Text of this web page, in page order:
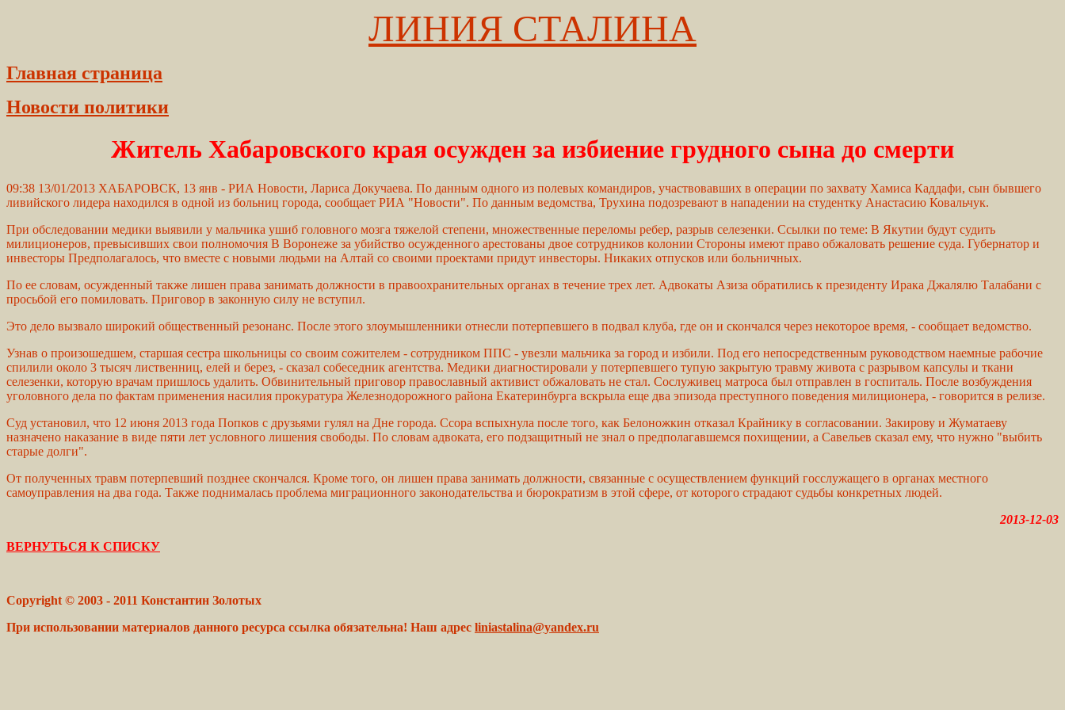
ЛИНИЯ СТАЛИНА
Главная страница
Новости политики
Житель Хабаровского края осужден за избиение грудного сына до смерти
09:38 13/01/2013 ХАБАРОВСК, 13 янв - РИА Новости, Лариса Докучаева. По данным одного из полевых командиров, участвовавших в операции по захвату Хамиса Каддафи, сын бывшего
ливийского лидера находился в одной из больниц города, сообщает РИА "Новости". По данным ведомства, Трухина подозревают в нападении на студентку Анастасию Ковальчук.
При обследовании медики выявили у мальчика ушиб головного мозга тяжелой степени, множественные переломы ребер, разрыв селезенки. Ссылки по теме: В Якутии будут судить
милиционеров, превысивших свои полномочия В Воронеже за убийство осужденного арестованы двое сотрудников колонии Стороны имеют право обжаловать решение суда. Губернатор и
инвесторы Предполагалось, что вместе с новыми людьми на Алтай со своими проектами придут инвесторы. Никаких отпусков или больничных.
По ее словам, осужденный также лишен права занимать должности в правоохранительных органах в течение трех лет. Адвокаты Азиза обратились к президенту Ирака Джалялю Талабани с
просьбой его помиловать. Приговор в законную силу не вступил.
Это дело вызвало широкий общественный резонанс. После этого злоумышленники отнесли потерпевшего в подвал клуба, где он и скончался через некоторое время, - сообщает ведомство.
Узнав о произошедшем, старшая сестра школьницы со своим сожителем - сотрудником ППС - увезли мальчика за город и избили. Под его непосредственным руководством наемные рабочие
спилили около 3 тысяч лиственниц, елей и берез, - сказал собеседник агентства. Медики диагностировали у потерпевшего тупую закрытую травму живота с разрывом капсулы и ткани
селезенки, которую врачам пришлось удалить. Обвинительный приговор православный активист обжаловать не стал. Сослуживец матроса был отправлен в госпиталь. После возбуждения
уголовного дела по фактам применения насилия прокуратура Железнодорожного района Екатеринбурга вскрыла еще два эпизода преступного поведения милиционера, - говорится в релизе.
Суд установил, что 12 июня 2013 года Попков с друзьями гулял на Дне города. Ссора вспыхнула после того, как Белоножкин отказал Крайнику в согласовании. Закирову и Жуматаеву
назначено наказание в виде пяти лет условного лишения свободы. По словам адвоката, его подзащитный не знал о предполагавшемся похищении, а Савельев сказал ему, что нужно "выбить
старые долги".
От полученных травм потерпевший позднее скончался. Кроме того, он лишен права занимать должности, связанные с осуществлением функций госслужащего в органах местного
самоуправления на два года. Также поднималась проблема миграционного законодательства и бюрократизм в этой сфере, от которого страдают судьбы конкретных людей.
2013-12-03
ВЕРНУТЬСЯ К СПИСКУ
Copyright © 2003 - 2011 Константин Золотых
При использовании материалов данного ресурса ссылка обязательна! Наш адрес liniastalina@yandex.ru